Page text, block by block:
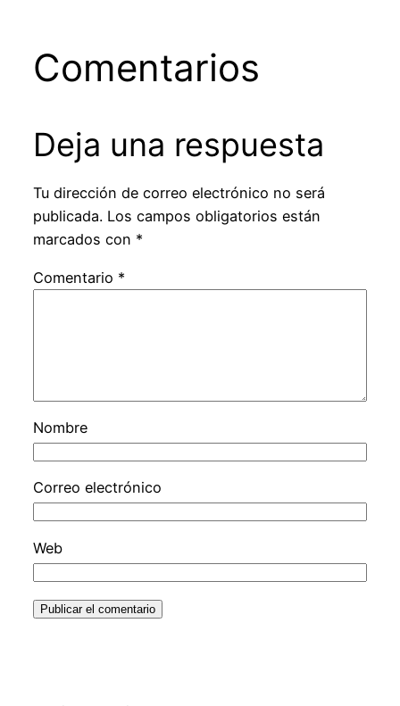
Comentarios
Deja una respuesta
Tu dirección de correo electrónico no será
publicada. Los campos obligatorios están
marcados con *
Comentario *
Nombre
Correo electrónico
Web